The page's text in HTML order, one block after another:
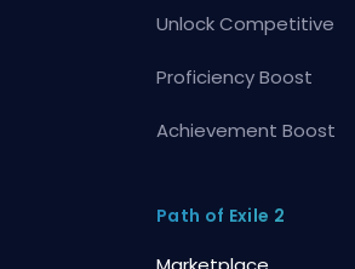
Unlock Competitive
Proficiency Boost
Achievement Boost
Path of Exile 2